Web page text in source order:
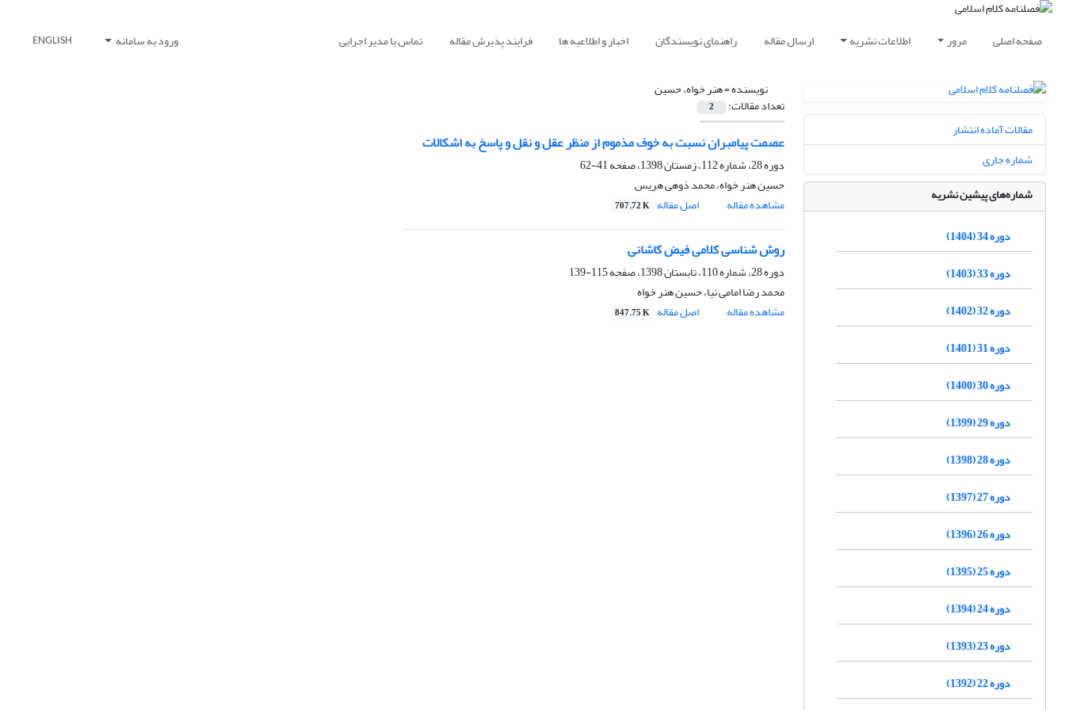
صفحه اصلی مرور اطلاعات نشریه ارسال مقاله راهنمای نویسندگان اخبار و اطلاعیه ها فرایند پذیرش مقاله تماس با مدیر اجرایی ورود به سامانه ENGLISH
نویسنده =هنر خواه، حسین
تعداد مقالات: 2
عصمت پیامبران نسبت به خوف مذموم از منظر عقل و نقل و پاسخ به اشکالات
دوره 28، شماره 112، زمستان 1398، صفحه
41-62
حسین هنر خواه، محمد ذوهی هریس
مشاهده مقاله
اصل مقاله 707.72 K
روش شناسی کلامی فیض کاشانی
دوره 28، شماره 110، تابستان 1398، صفحه
115-139
محمد رضا امامی نیا، حسین هنر خواه
مشاهده مقاله
اصل مقاله 847.75 K
مقالات آماده انتشار
شماره جاری
شماره‌های پیشین نشریه
دوره 34 (1404)
دوره 33 (1403)
دوره 32 (1402)
دوره 31 (1401)
دوره 30 (1400)
دوره 29 (1399)
دوره 28 (1398)
دوره 27 (1397)
دوره 26 (1396)
دوره 25 (1395)
دوره 24 (1394)
دوره 23 (1393)
دوره 22 (1392)